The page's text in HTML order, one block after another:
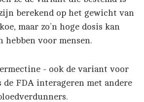
berekend op het gewicht van
maar zo’n hoge dosis kan
hebben voor mensen.
- ook de variant voor
de FDA interageren met andere